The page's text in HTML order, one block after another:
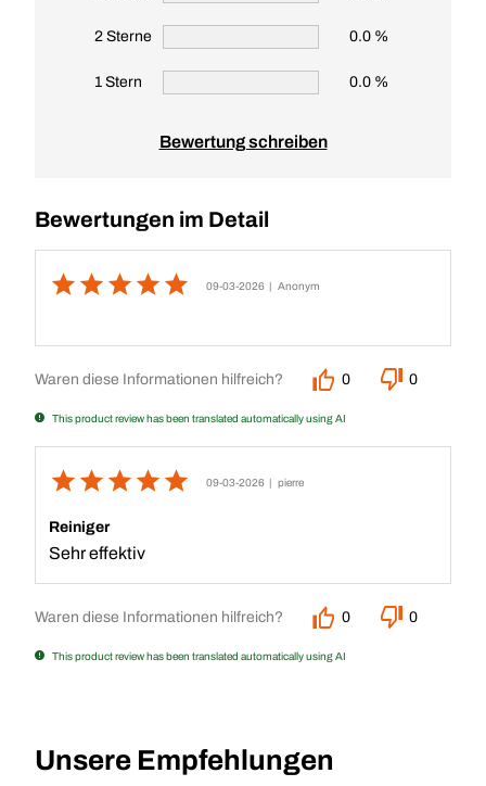
2 Sterne 0.0 %
1 Stern 0.0 %
Bewertung schreiben
Bewertungen im Detail
09-03-2026 | Anonym
Waren diese Informationen hilfreich? 0 0
This product review has been translated automatically using AI
09-03-2026 | pierre
Reiniger
Sehr effektiv
Waren diese Informationen hilfreich? 0 0
This product review has been translated automatically using AI
Unsere Empfehlungen